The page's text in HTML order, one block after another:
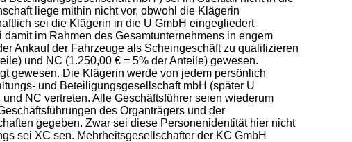
liege mithin nicht vor, obwohl die Klägerin
sei die Klägerin in die U GmbH eingegliedert
im Rahmen des Gesamtunternehmens in engem
Ankauf der Fahrzeuge als Scheingeschäft zu qualifizieren
und NC (1.250,00 € = 5% der Anteile) gewesen.
gewesen. Die Klägerin werde von jedem persönlich
und Beteiligungsgesellschaft mbH (später U
NC vertreten. Alle Geschäftsführer seien wiederum
des Organträgers und der
gegeben. Zwar sei diese Personenidentität hier nicht
sei XC sen. Mehrheitsgesellschafter der KC GmbH